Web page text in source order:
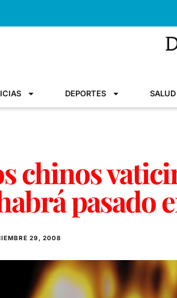
DEPORTES SALUD
chinos
pasado
29, 2008